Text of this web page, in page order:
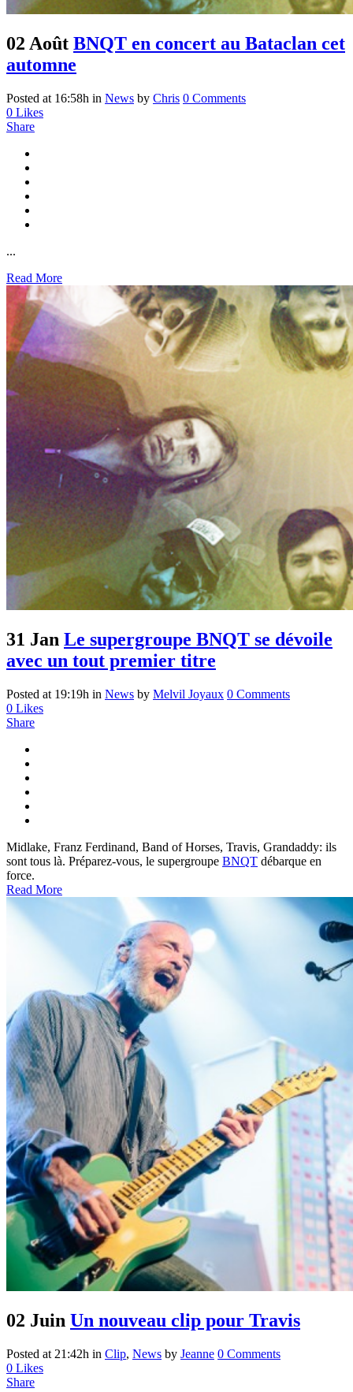
02 Août BNQT en concert au Bataclan cet
automne
Posted at 16:58h in News by Chris 0 Comments
0 Likes
Share
...
Read More
31 Jan Le supergroupe BNQT se dévoile
avec un tout premier titre
Posted at 19:19h in News by Melvil Joyaux 0 Comments
0 Likes
Share
Midlake, Franz Ferdinand, Band of Horses, Travis, Grandaddy: ils
sont tous là. Préparez-vous, le supergroupe BNQT débarque en
force.
Read More
02 Juin Un nouveau clip pour Travis
Posted at 21:42h in Clip, News by Jeanne 0 Comments
0 Likes
Share